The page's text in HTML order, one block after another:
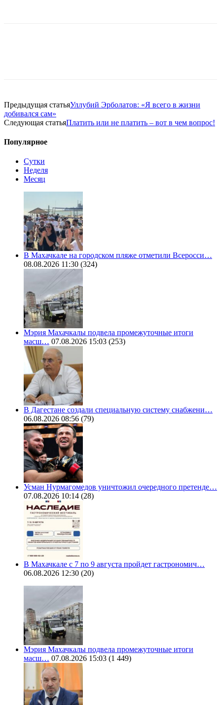
Предыдущая статьяУллубий Эрболатов: «Я всего в жизни
добивался сам»
Следующая статьяПлатить или не платить – вот в чем вопрос!
Популярное
Сутки
Неделя
Месяц
В Махачкале на городском пляже отметили Всеросси…
08.08.2026 11:30 (324)
Мэрия Махачкалы подвела промежуточные итоги
масш… 07.08.2026 15:03 (253)
В Дагестане создали специальную систему снабжени…
06.08.2026 08:56 (79)
Усман Нурмагомедов уничтожил очередного претенде…
07.08.2026 10:14 (28)
В Махачкале с 7 по 9 августа пройдет гастрономич…
06.08.2026 12:30 (20)
Мэрия Махачкалы подвела промежуточные итоги
масш… 07.08.2026 15:03 (1 449)